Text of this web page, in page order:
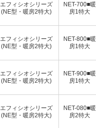
エフィシオシリーズ
(NE型・暖房2特大)
NET-700■暖
房1特大
エフィシオシリーズ
(NE型・暖房2特大)
NET-800■暖
房1特大
エフィシオシリーズ
(NE型・暖房2特大)
NET-900■暖
房1特大
エフィシオシリーズ
(NE型・暖房2特大)
NET-080■暖
房2特大